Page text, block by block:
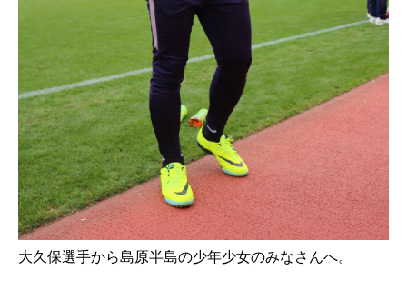
大久保選手から島原半島の少年少女のみなさんへ。